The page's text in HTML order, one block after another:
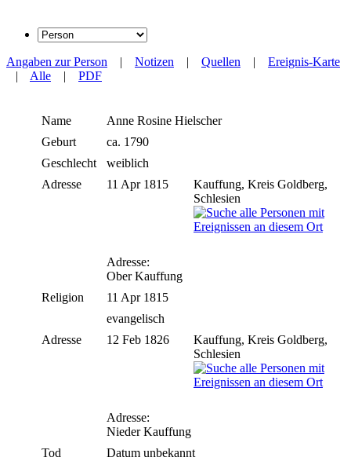
Angaben zur Person | Notizen | Quellen | Ereignis-Karte
| Alle | PDF
Name Anne Rosine Hielscher
Geburt
ca. 1790
Geschlecht
weiblich
Adresse
11 Apr 1815
Kauffung, Kreis Goldberg,
Schlesien
Adresse:
Ober Kauffung
Religion
11 Apr 1815
evangelisch
Adresse
12 Feb 1826
Kauffung, Kreis Goldberg,
Schlesien
Adresse:
Nieder Kauffung
Tod
Datum unbekannt